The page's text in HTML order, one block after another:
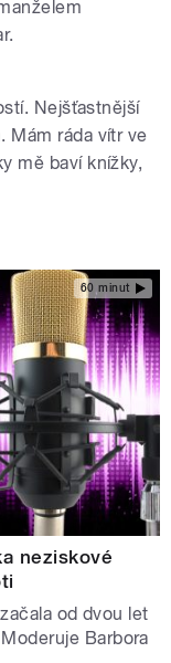
Nejšťastnější
Mám ráda vítr ve
mě baví knížky,
60 minut
neziskové
od dvou let
Barbora